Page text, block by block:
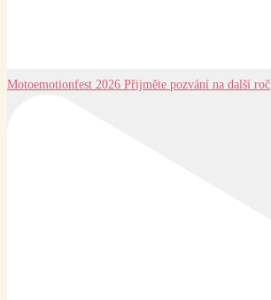
Motoemotionfest 2026 Přijměte pozvání na další roč